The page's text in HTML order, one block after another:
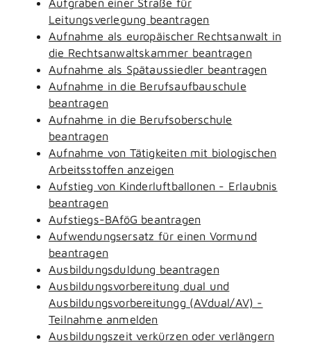
Leitungsverlegung beantragen
Aufnahme als europäischer Rechtsanwalt in
die Rechtsanwaltskammer beantragen
Aufnahme als Spätaussiedler beantragen
Aufnahme in die Berufsaufbauschule
beantragen
Aufnahme in die Berufsoberschule
beantragen
Aufnahme von Tätigkeiten mit biologischen
Arbeitsstoffen anzeigen
Aufstieg von Kinderluftballonen - Erlaubnis
beantragen
Aufstiegs-BAföG beantragen
Aufwendungsersatz für einen Vormund
beantragen
Ausbildungsduldung beantragen
Ausbildungsvorbereitung dual und
Ausbildungsvorbereitungg (AVdual/AV) -
Teilnahme anmelden
Ausbildungszeit verkürzen oder verlängern